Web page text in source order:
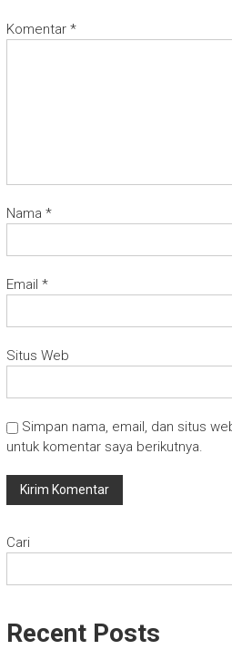
Komentar *
Nama *
Email *
Situs Web
Simpan nama, email, dan situs
untuk komentar saya berikutnya.
Cari
Recent Posts